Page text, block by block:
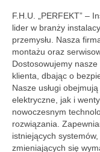
F.H.U. „PERFEKT” –
lider w branży
przemysłu. Nasza
montażu oraz
Dostosowujemy
klienta, dbając o
Nasze usługi
elektryczne, jak i
nowoczesnym
rozwiązania.
istniejących
zmieniających się